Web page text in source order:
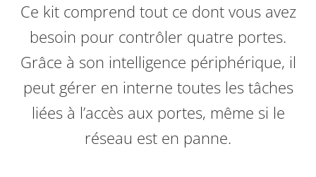
Ce kit comprend tout ce dont vous avez
besoin pour contrôler quatre portes.
Grâce à son intelligence périphérique, il
peut gérer en interne toutes les tâches
liées à l’accès aux portes, même si le
réseau est en panne.